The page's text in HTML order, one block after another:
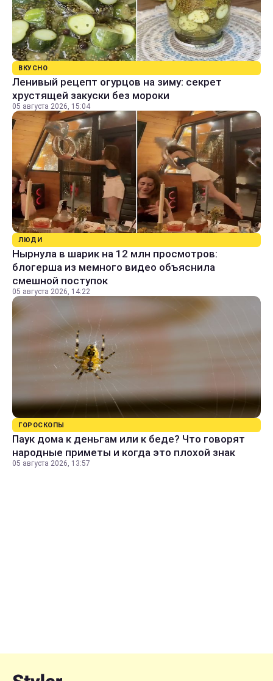
ВКУСНО
Ленивый рецепт огурцов на зиму: секрет
хрустящей закуски без мороки
05 августа 2026, 15:04
ЛЮДИ
Нырнула в шарик на 12 млн просмотров:
блогерша из мемного видео объяснила
смешной поступок
05 августа 2026, 14:22
ГОРОСКОПЫ
Паук дома к деньгам или к беде? Что говорят
народные приметы и когда это плохой знак
05 августа 2026, 13:57